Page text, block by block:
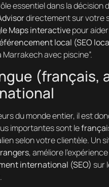
essentiel dans la décision
directement sur votre
Maps interactivepour
local (SEO
Marrakech avec piscine”.
(français,
du monde entier, il est
importantes sont le
selon votre clientèle.
, améliore
international (SEO) sur